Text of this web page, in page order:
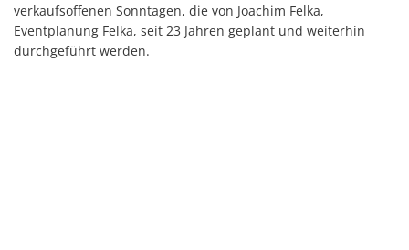
verkaufsoffenen Sonntagen, die von Joachim Felka,
Eventplanung Felka, seit 23 Jahren geplant und weiterhin
durchgeführt werden.